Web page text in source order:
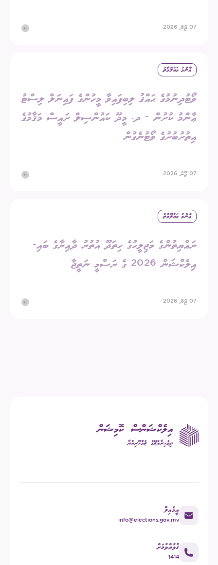
07 ޖޫން 2026
ޢާންމު މަޢުލޫމާތު
ވޯޓުދިނުމުގެ ޙައްޤު ލިބިފައިވާ މީހުންގެ ފައިނަލް ލިސްޓު
ޢާންމު ކުރުން - ދ. މީދޫ ކައުންސިލް ރައީސް މަޤާމުގެ
އިތުރުބުރުގެ ވޯޓުނެގުން
07 ޖޫން 2026
ޢާންމު މަޢުލޫމާތު
ރައްޔިތުންގެ މަޖިލީހުގެ ހިތަދޫ އުތުރު ދާއިރާގެ ބައި-
އިލެކްޝަން 2026 ގެ ރަސްމީ ނަތީޖާ
07 ޖޫން 2026
އީމެއިލް
info@elections.gov.mv
ގުޅުއްވުމަށް
1414